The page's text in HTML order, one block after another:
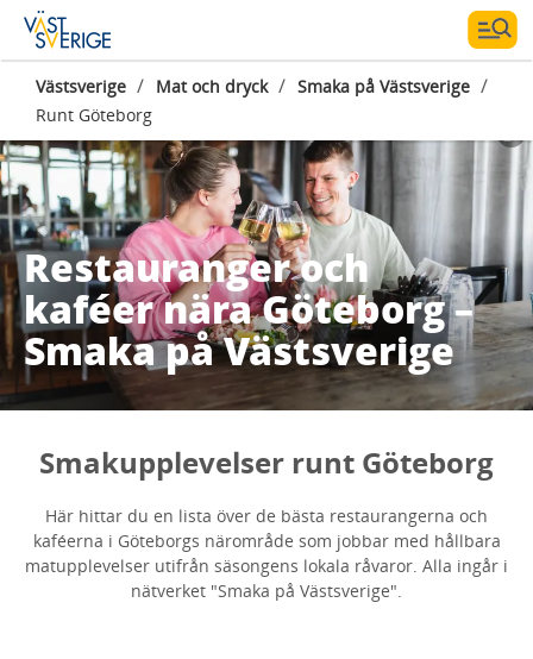
Västsverige / Mat och dryck / Smaka på Västsverige /
Runt Göteborg
Restauranger och
kaféer nära Göteborg –
Smaka på Västsverige
Smakupplevelser runt Göteborg
Här hittar du en lista över de bästa restaurangerna och
kaféerna i Göteborgs närområde som jobbar med hållbara
matupplevelser utifrån säsongens lokala råvaror. Alla ingår i
nätverket "Smaka på Västsverige".